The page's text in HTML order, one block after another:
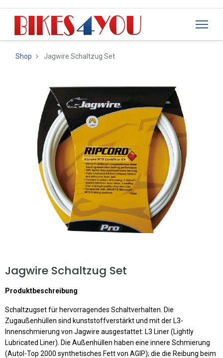
Shop Jagwire Schaltzug Set
Jagwire Schaltzug Set
Produktbeschreibung
Schaltzugset für hervorragendes Schaltverhalten. Die
Zugaußenhüllen sind kunststoffverstärkt und mit der L3-
Innenschmierung von Jagwire ausgestattet: L3 Liner (Lightly
Lubricated Liner). Die Außenhüllen haben eine innere Schmierung
(Autol-Top 2000 synthetisches Fett von AGIP); die die Reibung beim